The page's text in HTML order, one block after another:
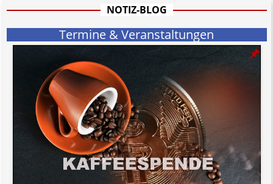
informativen Charakter.
NOTIZ-BLOG
Termine & Veranstaltungen